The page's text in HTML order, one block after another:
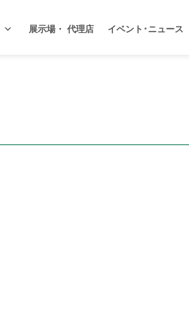
展示場・ 代理店 イベント･ニュース